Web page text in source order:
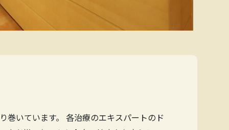
巻いています。 各治療のエキスパートのド